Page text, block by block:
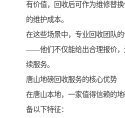
有价值，回收后可作为维修替
的维护成本。
在这些场景中，专业回收团队
——他们不仅能给出合理报价，
续服务。
唐山地磅回收服务的核心优势
在唐山本地，一家值得信赖的
备以下特征：